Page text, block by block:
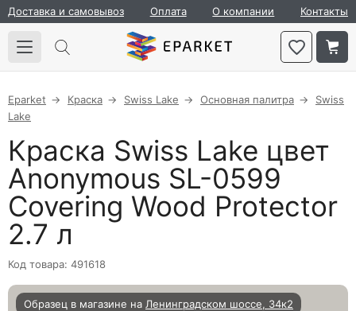
Доставка и самовывоз Оплата О компании Контакты
Eparket Краска Swiss Lake Основная палитра
Swiss
Lake
Краска Swiss Lake цвет
Anonymous SL-0599
Covering Wood Protector
2.7 л
Код товара: 491618
Образец в магазине на Ленинградском шоссе, 34к2